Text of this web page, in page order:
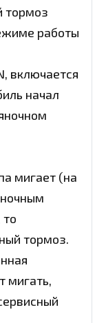
тормоз
работы
включается
начал
мигает (на
тормоз.
мигать,